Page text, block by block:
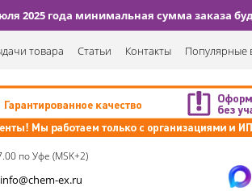
2025 года минимальная сумма заказа
товара Статьи Контакты Популярные
по Уфе (MSK+2)
info@chem-ex.ru